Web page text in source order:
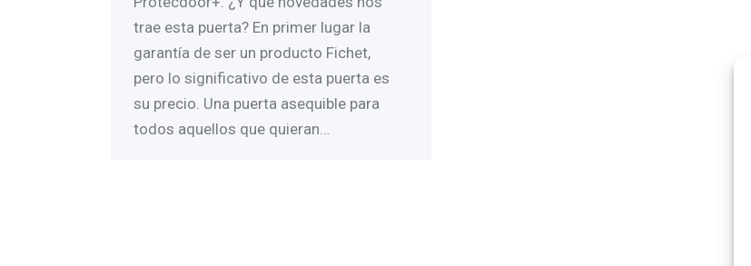
trae esta puerta? En primer lugar la
garantía de ser un producto Fichet,
pero lo significativo de esta puerta es
su precio. Una puerta asequible para
todos aquellos que quieran…